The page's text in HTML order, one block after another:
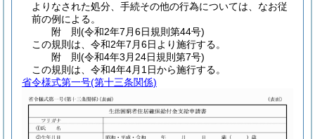
よりなされた処分、手続その他の行為については、なお従
前の例による。
附 則(令和2年7月6日規則第44号)
この規則は、令和2年7月6日より施行する。
附 則(令和4年3月24日規則第7号)
この規則は、令和4年4月1日から施行する。
省令様式第一号(第十三条関係)